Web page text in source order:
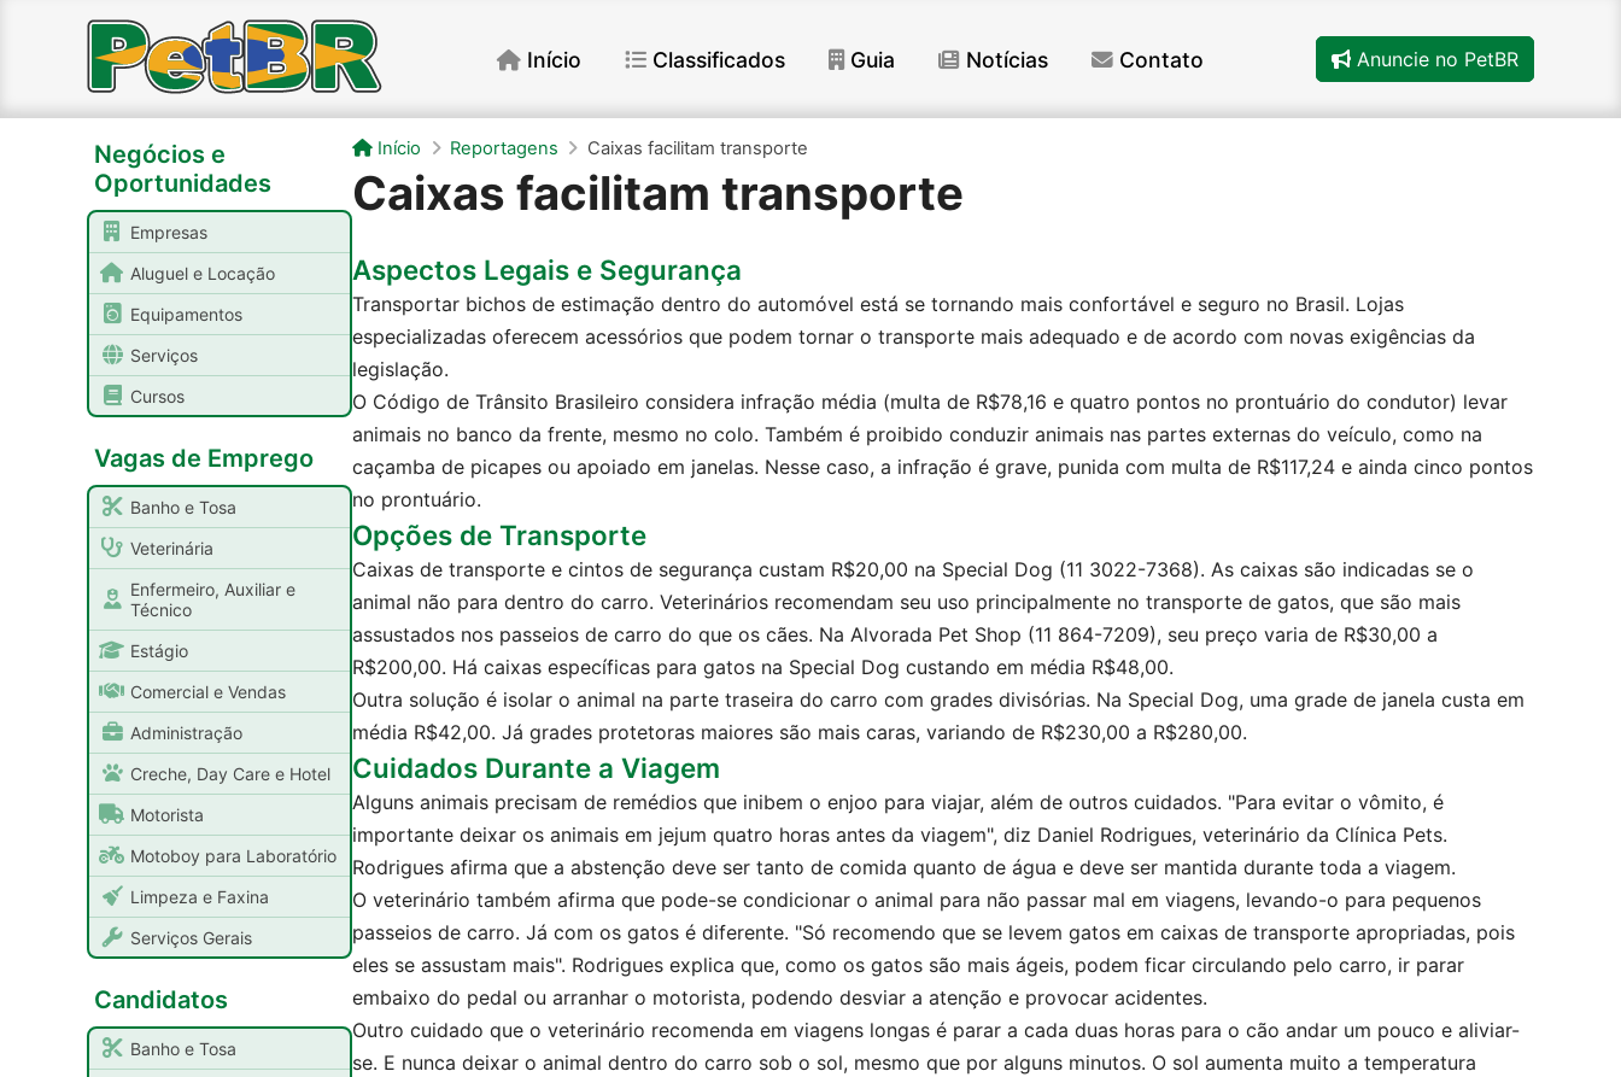
Início Classificados Guia Notícias Contato Anuncie no PetBR
Negócios e
Oportunidades
Empresas
Aluguel e Locação
Equipamentos
Serviços
Cursos
Vagas de Emprego
Banho e Tosa
Veterinária
Enfermeiro, Auxiliar e
Técnico
Estágio
Comercial e Vendas
Administração
Creche, Day Care e Hotel
Motorista
Motoboy para Laboratório
Limpeza e Faxina
Serviços Gerais
Candidatos
Banho e Tosa
Início Reportagens Caixas facilitam transporte
Caixas facilitam transporte
Aspectos Legais e Segurança
Transportar bichos de estimação dentro do automóvel está se tornando mais confortável e seguro no Brasil. Lojas
especializadas oferecem acessórios que podem tornar o transporte mais adequado e de acordo com novas exigências da
legislação.
O Código de Trânsito Brasileiro considera infração média (multa de R$78,16 e quatro pontos no prontuário do condutor) levar
animais no banco da frente, mesmo no colo. Também é proibido conduzir animais nas partes externas do veículo, como na
caçamba de picapes ou apoiado em janelas. Nesse caso, a infração é grave, punida com multa de R$117,24 e ainda cinco pontos
no prontuário.
Opções de Transporte
Caixas de transporte e cintos de segurança custam R$20,00 na Special Dog (11 3022-7368). As caixas são indicadas se o
animal não para dentro do carro. Veterinários recomendam seu uso principalmente no transporte de gatos, que são mais
assustados nos passeios de carro do que os cães. Na Alvorada Pet Shop (11 864-7209), seu preço varia de R$30,00 a
R$200,00. Há caixas específicas para gatos na Special Dog custando em média R$48,00.
Outra solução é isolar o animal na parte traseira do carro com grades divisórias. Na Special Dog, uma grade de janela custa em
média R$42,00. Já grades protetoras maiores são mais caras, variando de R$230,00 a R$280,00.
Cuidados Durante a Viagem
Alguns animais precisam de remédios que inibem o enjoo para viajar, além de outros cuidados. "Para evitar o vômito, é
importante deixar os animais em jejum quatro horas antes da viagem", diz Daniel Rodrigues, veterinário da Clínica Pets.
Rodrigues afirma que a abstenção deve ser tanto de comida quanto de água e deve ser mantida durante toda a viagem.
O veterinário também afirma que pode-se condicionar o animal para não passar mal em viagens, levando-o para pequenos
passeios de carro. Já com os gatos é diferente. "Só recomendo que se levem gatos em caixas de transporte apropriadas, pois
eles se assustam mais". Rodrigues explica que, como os gatos são mais ágeis, podem ficar circulando pelo carro, ir parar
embaixo do pedal ou arranhar o motorista, podendo desviar a atenção e provocar acidentes.
Outro cuidado que o veterinário recomenda em viagens longas é parar a cada duas horas para o cão andar um pouco e aliviar-
se. E nunca deixar o animal dentro do carro sob o sol, mesmo que por alguns minutos. O sol aumenta muito a temperatura